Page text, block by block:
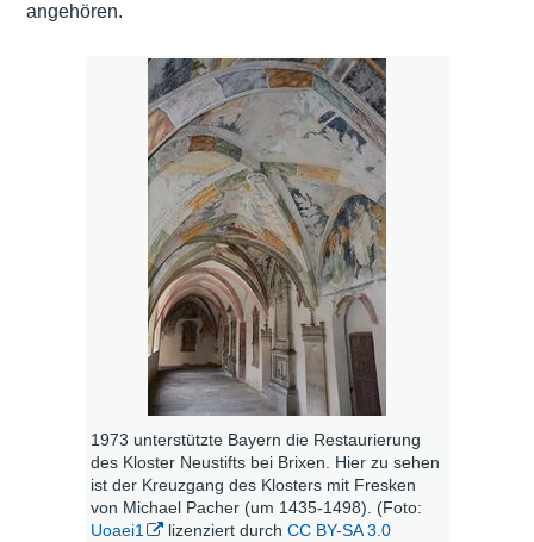
angehören.
1973 unterstützte Bayern die Restaurierung
des Kloster Neustifts bei Brixen. Hier zu sehen
ist der Kreuzgang des Klosters mit Fresken
von Michael Pacher (um 1435-1498). (Foto:
Uoaei1
lizenziert durch CC BY-SA 3.0